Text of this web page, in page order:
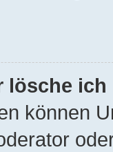
lösche
können